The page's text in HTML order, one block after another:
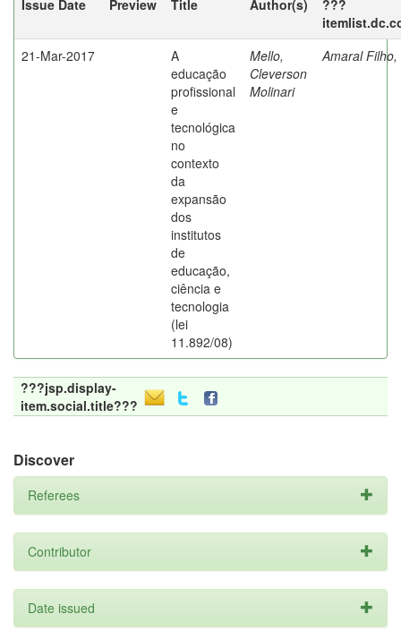
Issue Date Preview Title Author(s)
???
21-Mar-2017
A
educação
profissional
e
tecnológica
no
contexto
da
expansão
dos
institutos
de
educação,
ciência e
tecnologia
(lei
11.892/08)
Mello,
Cleverson
Molinari
Amaral
???jsp.display-
item.social.title???
Discover
Referees
Contributor
Date issued